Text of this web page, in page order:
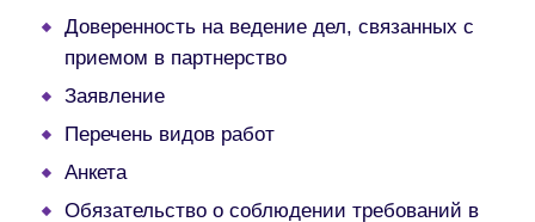
Доверенность на ведение дел, связанных с
приемом в партнерство
Заявление
Перечень видов работ
Анкета
Обязательство о соблюдении требований в